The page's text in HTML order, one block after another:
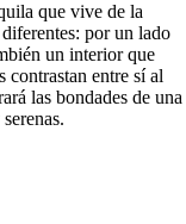
que vive de la
por un lado
un interior que
contrastan entre sí al
las bondades de una